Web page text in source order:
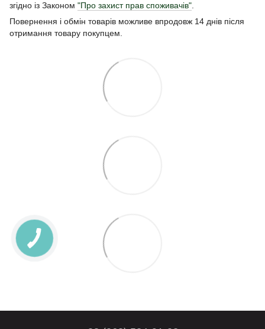
згідно із Законом "Про захист прав споживачів"
Повернення і обмін товарів можливе впродовж 14 днів після
отримання товару покупцем.